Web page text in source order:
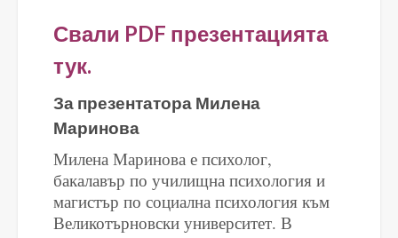
Свали PDF презентацията
тук.
За презентатора Милена
Маринова
Милена Маринова е психолог,
бакалавър по училищна психология и
магистър по социална психология към
Великотърновски университет. В